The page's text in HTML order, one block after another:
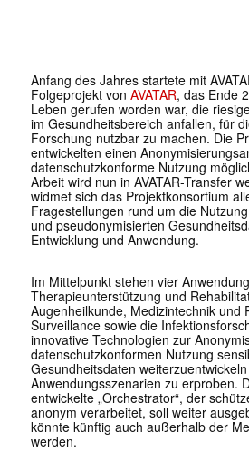
Anfang des Jahres startete mit
Folgeprojekt von AVATAR, das Ende
Leben gerufen worden war, die
im Gesundheitsbereich anfallen, für
Forschung nutzbar zu machen. Die
entwickelten einen
datenschutzkonforme Nutzung
Arbeit wird nun in AVATAR-Transfer
widmet sich das Projektkonsortium
Fragestellungen rund um die
und pseudonymisierten
Entwicklung und Anwendung.
Im Mittelpunkt stehen vier
Therapieunterstützung und
Augenheilkunde, Medizintechnik und
Surveillance sowie die
innovative Technologien zur
datenschutzkonformen Nutzung
Gesundheitsdaten
Anwendungsszenarien zu erproben.
entwickelte „Orchestrator“, der
anonym verarbeitet, soll weiter
könnte künftig auch außerhalb der
werden.